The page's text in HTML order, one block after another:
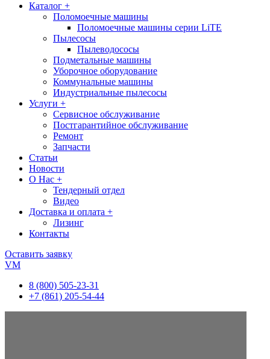
Каталог +
Поломоечные машины
Поломоечные машины серии LiTE
Пылесосы
Пылеводососы
Подметальные машины
Уборочное оборудование
Коммунальные машины
Индустриальные пылесосы
Услуги +
Сервисное обслуживание
Постгарантийное обслуживание
Ремонт
Запчасти
Статьи
Новости
О Нас +
Тендерный отдел
Видео
Доставка и оплата +
Лизинг
Контакты
Оставить заявку
VM
8 (800) 505-23-31
+7 (861) 205-54-44